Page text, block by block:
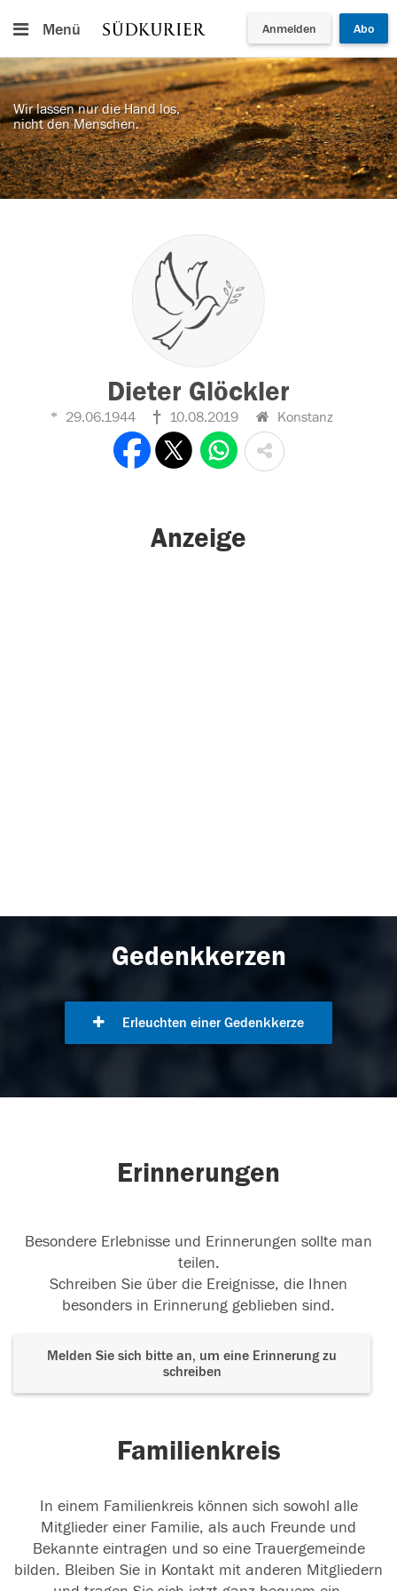
Menü Anmelden Abo
Wir lassen nur die Hand los,
nicht den Menschen.
Dieter Glöckler
29.06.1944 10.08.2019 Konstanz
Anzeige
Gedenkkerzen
Erleuchten einer Gedenkkerze
Erinnerungen
Besondere Erlebnisse und Erinnerungen sollte man
teilen.
Schreiben Sie über die Ereignisse, die Ihnen
besonders in Erinnerung geblieben sind.
Melden Sie sich bitte an, um eine Erinnerung zu
schreiben
Familienkreis
In einem Familienkreis können sich sowohl alle
Mitglieder einer Familie, als auch Freunde und
Bekannte eintragen und so eine Trauergemeinde
bilden. Bleiben Sie in Kontakt mit anderen Mitgliedern